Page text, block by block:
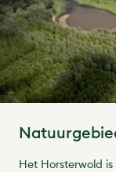
Het Horsterwold